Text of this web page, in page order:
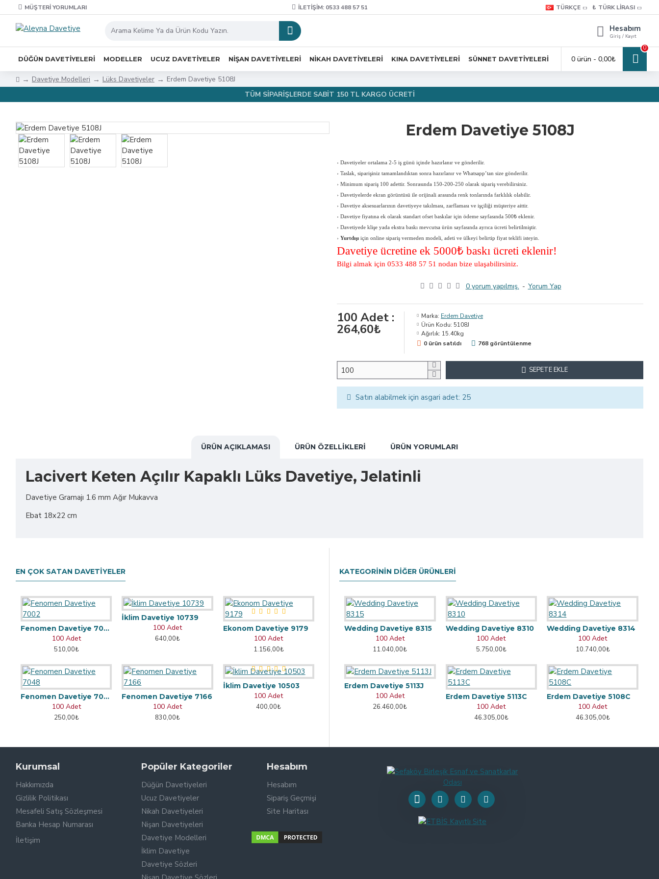
MÜŞTERI YORUMLARI İLETIŞIM: 0533 488 57 51 TÜRKÇE ₺ TÜRK LIRASI
Hesabım
Giriş / Kayıt
DÜĞÜN DAVETIYELERI MODELLER UCUZ DAVETIYELER NIŞAN DAVETIYELERI NIKAH DAVETIYELERI KINA DAVETIYELERI SÜNNET DAVETIYELERI 0 ürün - 0,00₺
0
Davetiye Modelleri Lüks Davetiyeler
Erdem Davetiye 5108J
TÜM SİPARİŞLERDE SABİT 150 TL KARGO ÜCRETİ
Erdem Davetiye 5108J
› Davetiyeler ortalama 2-5 iş günü içinde hazırlanır ve gönderilir.
› Taslak, siparişiniz tamamlandıktan sonra hazırlanır ve Whatsapp’tan size gönderilir.
› Minimum sipariş 100 adettir. Sonrasında 150-200-250 olarak sipariş verebilirsiniz.
› Davetiyelerde ekran görüntüsü ile orijinali arasında renk tonlarında farklılık olabilir.
› Davetiye aksesuarlarının davetiyeye takılması, zarflaması ve işçiliği müşteriye aittir.
› Davetiye fiyatına ek olarak standart ofset baskılar için ödeme sayfasında 500₺ eklenir.
› Davetiyede klişe yada ekstra baskı mevcutsa ürün sayfasında ayrıca ücreti belirtilmiştir.
› Yurtdışı için online sipariş vermeden modeli, adeti ve ülkeyi belirtip fiyat teklifi isteyin.
Davetiye ücretine ek 5000₺ baskı ücreti eklenir!
Bilgi almak için 0533 488 57 51 nodan bize ulaşabilirsiniz.
0 yorum yapılmış. - Yorum Yap
100 Adet :
264,60₺
Marka: Erdem Davetiye
Ürün Kodu: 5108J
Ağırlık: 15.40kg
0 ürün satıldı
768 görüntülenme
SEPETE EKLE
Satın alabilmek için asgari adet: 25
ÜRÜN AÇIKLAMASI ÜRÜN ÖZELLIKLERI ÜRÜN YORUMLARI
Lacivert Keten Açılır Kapaklı Lüks Davetiye, Jelatinli
Davetiye Gramajı 1.6 mm Ağır Mukavva
Ebat 18x22 cm
EN ÇOK SATAN DAVETIYELER
Fenomen Davetiye 7002
100 Adet
510,00₺
İklim Davetiye 10739
100 Adet
640,00₺
Ekonom Davetiye 9179
100 Adet
1.156,00₺
Fenomen Davetiye 7048
100 Adet
250,00₺
Fenomen Davetiye 7166
100 Adet
830,00₺
İklim Davetiye 10503
100 Adet
400,00₺
KATEGORININ DIĞER ÜRÜNLERI
Wedding Davetiye 8315
100 Adet
11.040,00₺
Wedding Davetiye 8310
100 Adet
5.750,00₺
Wedding Davetiye 8314
100 Adet
10.740,00₺
Erdem Davetiye 5113J
100 Adet
26.460,00₺
Erdem Davetiye 5113C
100 Adet
46.305,00₺
Erdem Davetiye 5108C
100 Adet
46.305,00₺
Kurumsal
Hakkımızda
Gizlilik Politikası
Mesafeli Satış Sözleşmesi
Banka Hesap Numarası
İletişim
Popüler Kategoriler
Düğün Davetiyeleri
Ucuz Davetiyeler
Nikah Davetiyeleri
Nişan Davetiyeleri
Davetiye Modelleri
İklim Davetiye
Davetiye Sözleri
Hesabım
Hesabım
Sipariş Geçmişi
Site Haritası